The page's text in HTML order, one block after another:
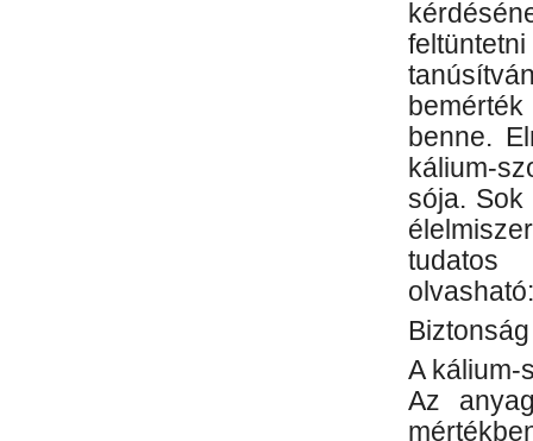
benne.
kálium-
sója. Sok
tudatos
olvasható:
Biztonság
A kálium-
Az